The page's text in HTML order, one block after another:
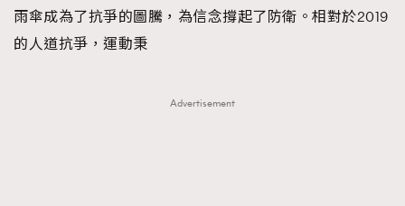
雨傘成為了抗爭的圖騰，為信念撐起了防衛。相對於2019
的人道抗爭，運動秉
Advertisement